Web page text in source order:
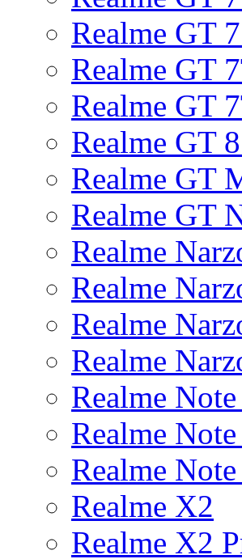
Realme GT
Realme GT
Realme GT
Realme GT
Realme GT
Realme GT
Realme
Realme
Realme
Realme
Realme
Realme
Realme
Realme X2
Realme X2